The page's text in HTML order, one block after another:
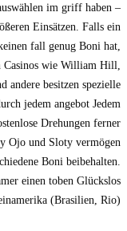
im griff haben –
Einsätzen. Falls ein
fall genug Boni hat,
Casinos wie William Hill,
andere besitzen spezielle
jedem angebot Jedem
Drehungen ferner
Ojo und Sloty vermögen
Boni beibehalten.
einen toben Glückslos
(Brasilien, Rio).